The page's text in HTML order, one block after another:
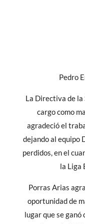
Pedro
La Directiva de la
cargo como
agradeció el
dejando al equipo
perdidos, en el
la Liga
Porras Arias
oportunidad de
lugar que se ganó